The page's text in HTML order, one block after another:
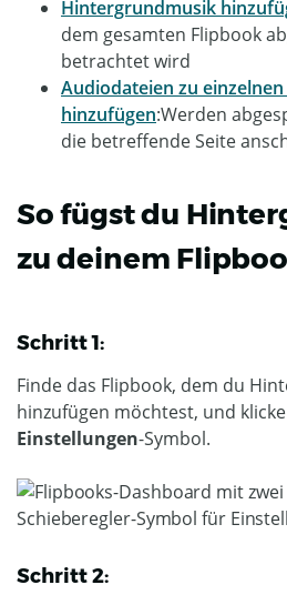
Hintergrundmusik
dem gesamten Flipbook
betrachtet wird
Audiodateien zu einzelnen
hinzufügen:Werden
die betreffende Seite
So fügst du
zu deinem
Schritt 1:
Finde das Flipbook, dem du
hinzufügen möchtest, und
Einstellungen-Symbol.
Schritt 2: